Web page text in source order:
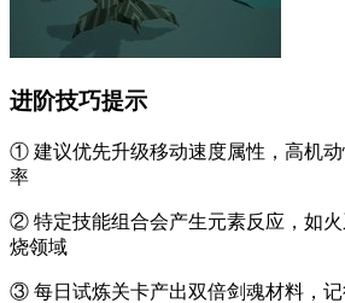
进阶技巧提示
① 建议优先升级移动速度属性，高机
率
② 特定技能组合会产生元素反应，如
烧领域
③ 每日试炼关卡产出双倍剑魂材料，